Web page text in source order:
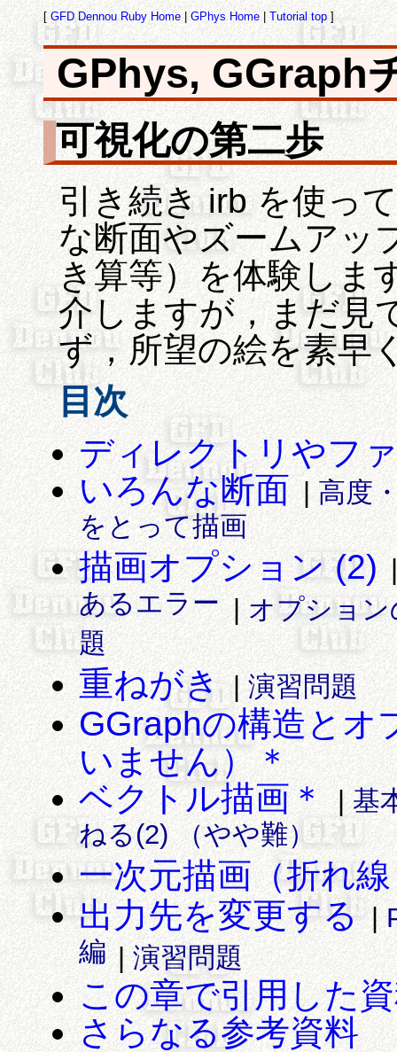
[GFD Dennou Ruby Home|GPhys Home|Tutorial top]
GPhys, GGraph
可視化の第二歩
引き続き irb を使っ
な断面やズームアッ
き算等）を体験しま
介しますが，まだ見
ず，所望の絵を素早
目次
ディレクトリやフ
いろんな断面 |高度
をとって描画
描画オプション (2)
あるエラー |オプショ
題
重ねがき |演習問題
GGraphの構造とオ
いません）＊
ベクトル描画＊ |基
ねる(2) （やや難）
一次元描画（折れ
出力先を変更する |
編|演習問題
この章で引用した
さらなる参考資料